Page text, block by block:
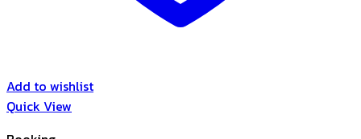
Add to wishlist
Quick View